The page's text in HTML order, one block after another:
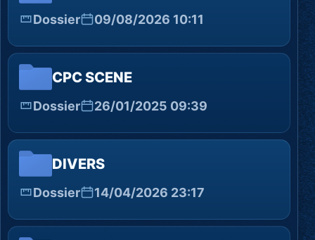
Dossier 09/08/2026 10:11
CPC SCENE
Dossier 26/01/2025 09:39
DIVERS
Dossier 14/04/2026 23:17